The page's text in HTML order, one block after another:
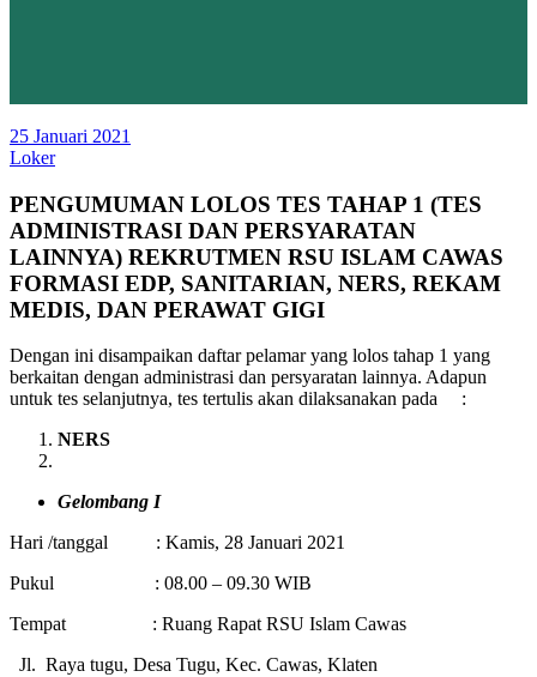
25 Januari 2021
Loker
PENGUMUMAN LOLOS TES TAHAP 1 (TES
ADMINISTRASI DAN PERSYARATAN
LAINNYA) REKRUTMEN RSU ISLAM CAWAS
FORMASI EDP, SANITARIAN, NERS, REKAM
MEDIS, DAN PERAWAT GIGI
Dengan ini disampaikan daftar pelamar yang lolos tahap 1 yang
berkaitan dengan administrasi dan persyaratan lainnya. Adapun
untuk tes selanjutnya, tes tertulis akan dilaksanakan pada :
NERS
Gelombang I
Hari /tanggal : Kamis, 28 Januari 2021
Pukul : 08.00 – 09.30 WIB
Tempat : Ruang Rapat RSU Islam Cawas
Jl. Raya tugu, Desa Tugu, Kec. Cawas, Klaten